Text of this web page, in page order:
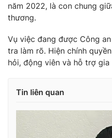
Theo dõi báo trên
Cơ quan chủ quản:Đài Truyền
Cơ quan báo chí:Thời báo VTV
Giấy phép hoạt động báo in và
Tổng Biên tập:Vũ Thanh Thủy
Tổng đài VTV: 024.38 355 931
năm 2022, là con chung
thương.
Vụ việc đang được Công
tra làm rõ. Hiện chính
hỏi, động viên và hỗ trợ gia
Tin liên quan